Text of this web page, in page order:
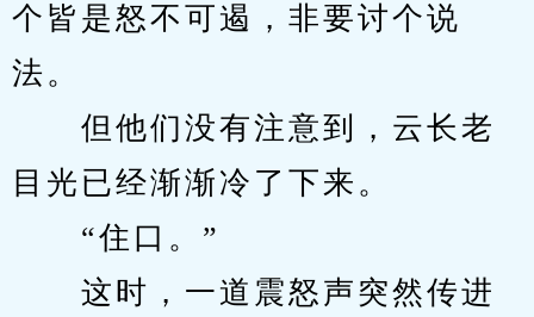
个皆是怒不可遏，非要讨个说
法。
但他们没有注意到，云长老
目光已经渐渐冷了下来。
“住口。”
这时，一道震怒声突然传进